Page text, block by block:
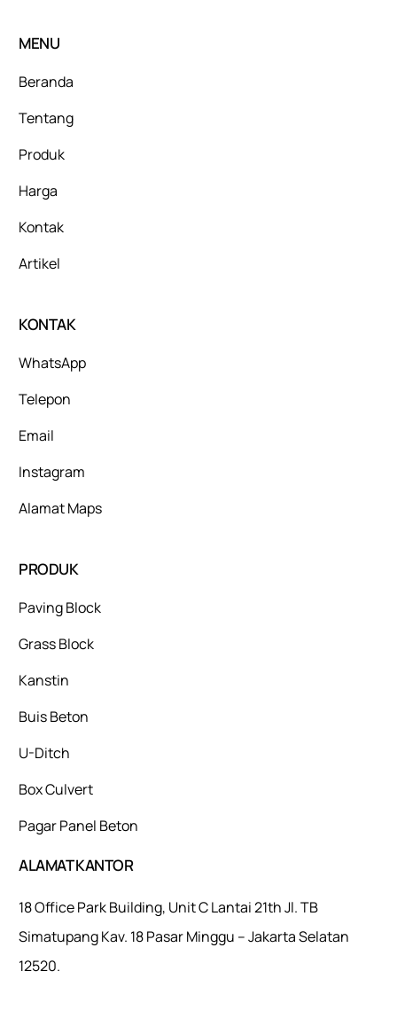
MENU
Beranda
Tentang
Produk
Harga
Kontak
Artikel
KONTAK
WhatsApp
Telepon
Email
Instagram
Alamat Maps
PRODUK
Paving Block
Grass Block
Kanstin
Buis Beton
U-Ditch
Box Culvert
Pagar Panel Beton
ALAMAT KANTOR
18 Office Park Building, Unit C Lantai 21th Jl. TB
Simatupang Kav. 18 Pasar Minggu – Jakarta Selatan
12520.